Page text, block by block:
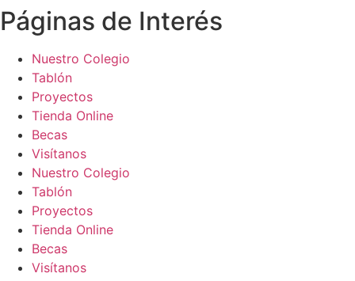
Páginas de Interés
Nuestro Colegio
Tablón
Proyectos
Tienda Online
Becas
Visítanos
Nuestro Colegio
Tablón
Proyectos
Tienda Online
Becas
Visítanos